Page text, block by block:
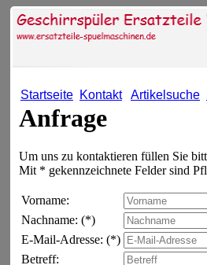
Startseite Kontakt Artikelsuche